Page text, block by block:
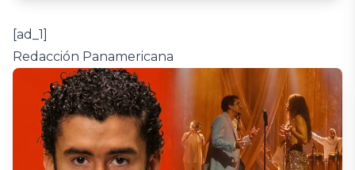
[ad_1]
Redacción Panamericana